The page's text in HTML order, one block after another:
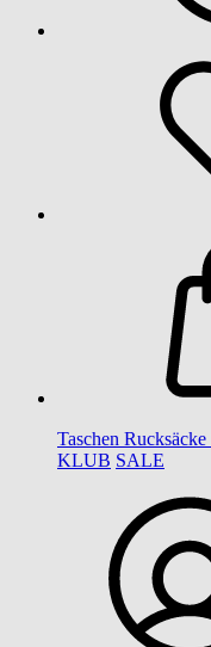
Taschen Rucksäcke
KLUB SALE